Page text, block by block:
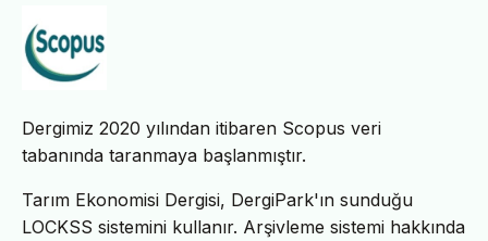
Dergimiz 2020 yılından itibaren Scopus veri
tabanında taranmaya başlanmıştır.
Tarım Ekonomisi Dergisi, DergiPark'ın sunduğu
LOCKSS sistemini kullanır. Arşivleme sistemi hakkında